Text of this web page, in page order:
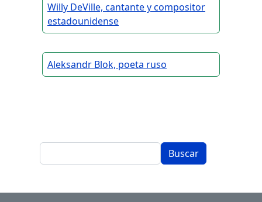
Willy DeVille, cantante y compositor
estadounidense
Aleksandr Blok, poeta ruso
Buscar